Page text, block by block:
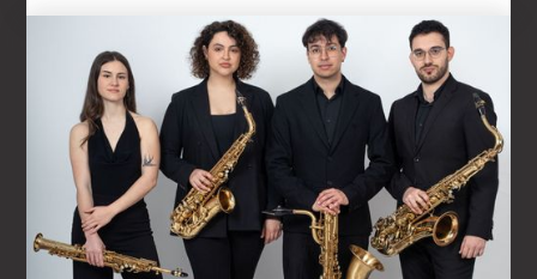
Kulturring Attendorn mit vielseitigem